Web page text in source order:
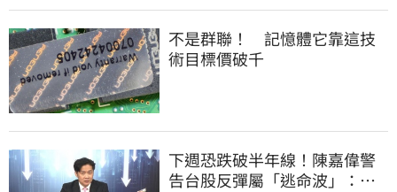
不是群聯！ 記憶體它靠這技
術目標價破千
下週恐跌破半年線！陳嘉偉警
告台股反彈屬「逃命波」：空